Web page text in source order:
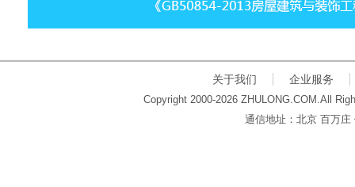
关于我们 企业服务
Copyright 2000-2026 ZHULONG.COM.All
通信地址：北京 百万